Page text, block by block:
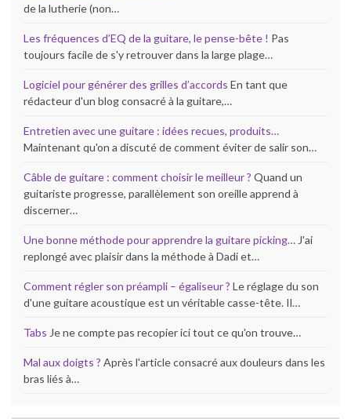
de la lutherie (non…
Les fréquences d’EQ de la guitare, le pense-bête ! Pas
toujours facile de s'y retrouver dans la large plage…
Logiciel pour générer des grilles d’accords En tant que
rédacteur d'un blog consacré à la guitare,…
Entretien avec une guitare : idées recues, produits…
Maintenant qu'on a discuté de comment éviter de salir son…
Câble de guitare : comment choisir le meilleur ? Quand un
guitariste progresse, parallèlement son oreille apprend à
discerner…
Une bonne méthode pour apprendre la guitare picking… J'ai
replongé avec plaisir dans la méthode à Dadi et…
Comment régler son préampli – égaliseur ? Le réglage du son
d'une guitare acoustique est un véritable casse-tête. Il…
Tabs Je ne compte pas recopier ici tout ce qu'on trouve…
Mal aux doigts ? Après l'article consacré aux douleurs dans les
bras liés à…